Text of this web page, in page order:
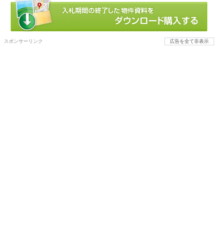
スポンサーリンク 広告を全て非表示